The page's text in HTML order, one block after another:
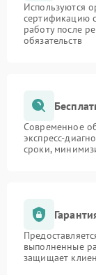
Используются
сертификацию
работу после
обязательств
Современное
экспресс-
сроки,
выполненные
защищает